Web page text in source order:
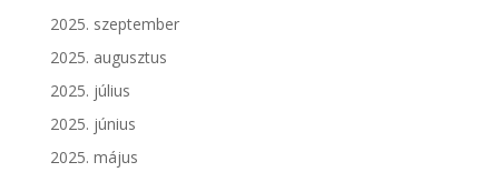
2025. szeptember
2025. augusztus
2025. július
2025. június
2025. május